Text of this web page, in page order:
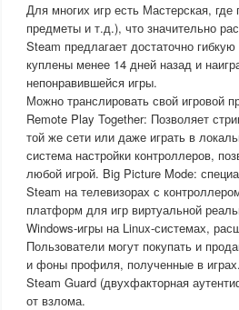
Для многих игр есть Мастерская,
предметы и т.д.), что значительно
Steam предлагает достаточно
куплены менее 14 дней назад и
непонравившейся игры.
Можно транслировать свой игровой
Remote Play Together: Позволяет
той же сети или даже играть в
система настройки контроллеров,
любой игрой. Big Picture Mode:
Steam на телевизорах с
платформ для игр виртуальной
Windows-игры на Linux-системах,
Пользователи могут покупать и
и фоны профиля, полученные в играх.
Steam Guard (двухфакторная
от взлома.